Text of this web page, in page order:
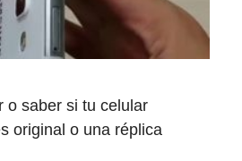
o saber si tu celular
original o una réplica